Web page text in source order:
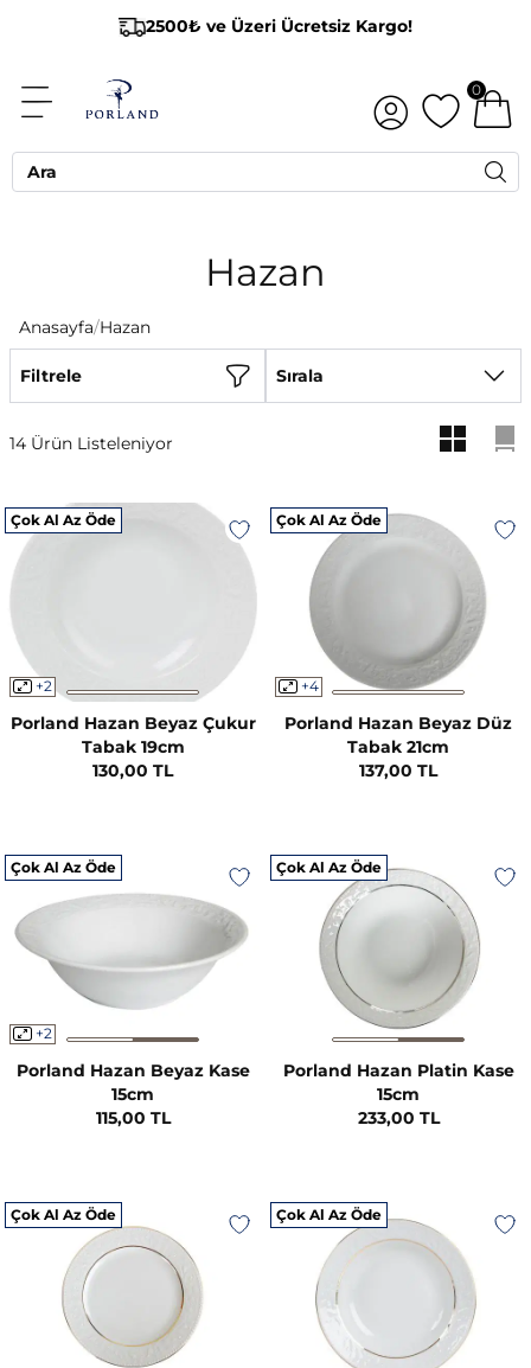
2500₺ ve Üzeri Ücretsiz Kargo!
0
Hazan
Anasayfa/Hazan
14 Ürün Listeleniyor
Filtrele Sırala
Çok Al Az Öde
+2
Porland Hazan Beyaz Çukur
Tabak 19cm
130,00 TL
Çok Al Az Öde
+4
Porland Hazan Beyaz Düz
Tabak 21cm
137,00 TL
Çok Al Az Öde
+2
Porland Hazan Beyaz Kase
15cm
115,00 TL
Çok Al Az Öde
Porland Hazan Platin Kase
15cm
233,00 TL
Çok Al Az Öde Çok Al Az Öde